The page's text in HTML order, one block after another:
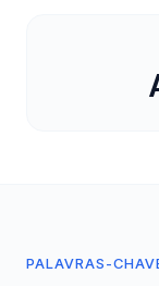
PALAVRAS-